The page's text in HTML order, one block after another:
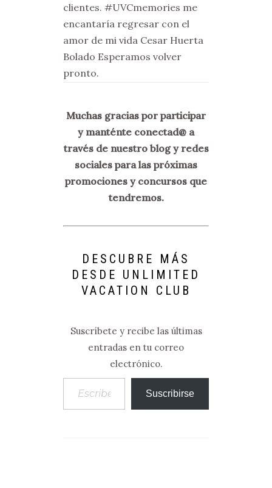
clientes. #UVCmemories me
encantaría regresar con el
amor de mi vida Cesar Huerta
Bolado Esperamos volver
pronto.
Muchas gracias por participar
y manténte conectad@ a
través de nuestro blog y redes
sociales para las próximas
promociones y concursos que
tendremos.
DESCUBRE MÁS
DESDE UNLIMITED
VACATION CLUB
Suscríbete y recibe las últimas
entradas en tu correo
electrónico.
Escribe tu correo electrónico…
Suscribirse